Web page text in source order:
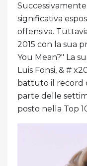
significativa
offensiva.
2015 con la sua
You Mean?" La
Luis Fonsi, & #
battuto il record
parte delle
posto nella Top